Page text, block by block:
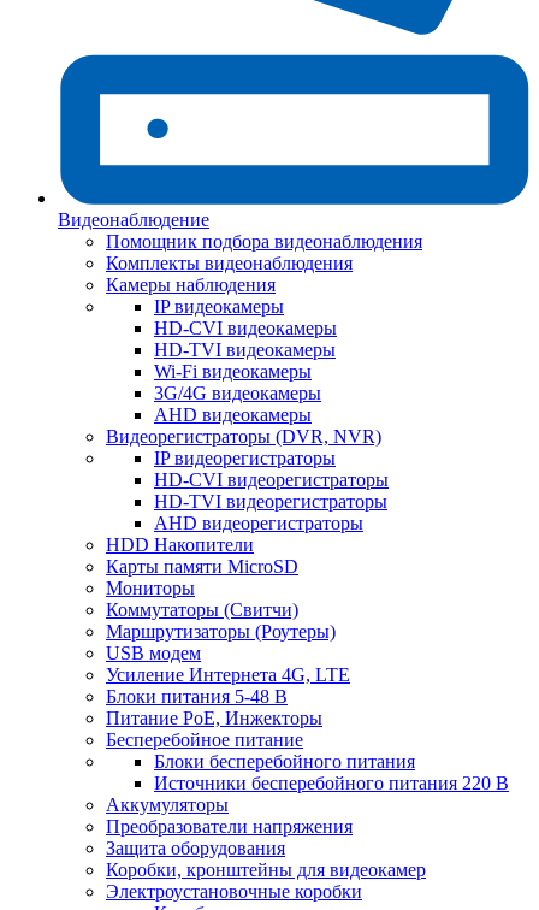
Видеонаблюдение
Помощник подбора видеонаблюдения
Комплекты видеонаблюдения
Камеры наблюдения
IP видеокамеры
HD-CVI видеокамеры
HD-TVI видеокамеры
Wi-Fi видеокамеры
3G/4G видеокамеры
AHD видеокамеры
Видеорегистраторы (DVR, NVR)
IP видеорегистраторы
HD-CVI видеорегистраторы
HD-TVI видеорегистраторы
AHD видеорегистраторы
HDD Накопители
Карты памяти MicroSD
Мониторы
Коммутаторы (Свитчи)
Маршрутизаторы (Роутеры)
USB модем
Усиление Интернета 4G, LTE
Блоки питания 5-48 В
Питание PoE, Инжекторы
Бесперебойное питание
Блоки бесперебойного питания
Источники бесперебойного питания 220 В
Аккумуляторы
Преобразователи напряжения
Защита оборудования
Коробки, кронштейны для видеокамер
Электроустановочные коробки